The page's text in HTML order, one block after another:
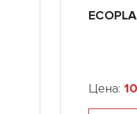
Цена: